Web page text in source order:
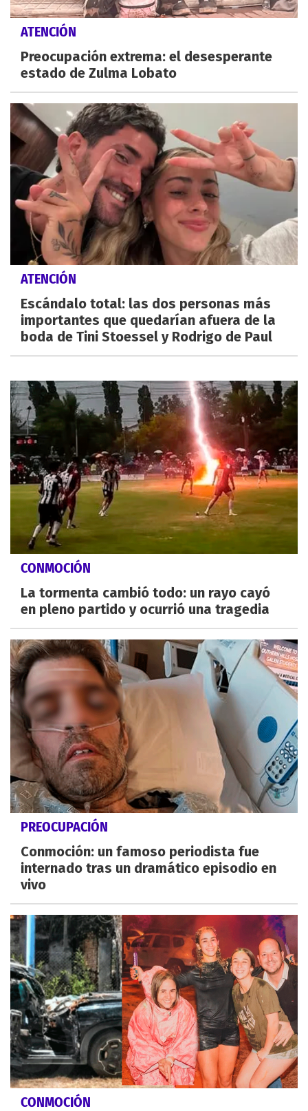
ATENCIÓN
Preocupación extrema: el desesperante
estado de Zulma Lobato
ATENCIÓN
Escándalo total: las dos personas más
importantes que quedarían afuera de la
boda de Tini Stoessel y Rodrigo de Paul
CONMOCIÓN
La tormenta cambió todo: un rayo cayó
en pleno partido y ocurrió una tragedia
PREOCUPACIÓN
Conmoción: un famoso periodista fue
internado tras un dramático episodio en
vivo
CONMOCIÓN